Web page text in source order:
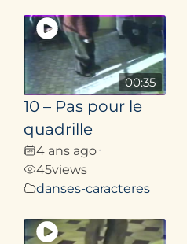
00:35
10 – Pas pour le
quadrille
4 ans ago•
45views
danses-caracteres